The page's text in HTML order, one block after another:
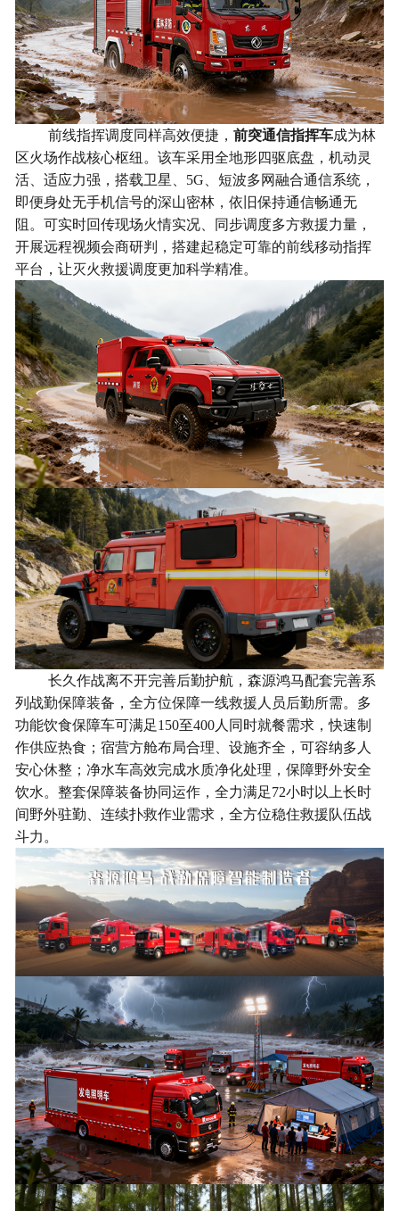
前线指挥调度同样高效便捷， 前突通信指挥车成为林
区火场作战核心枢纽。该车采用全地形四驱底盘，机动灵
活、适应力强，搭载卫星、5G、短波多网融合通信系统，
即便身处无手机信号的深山密林，依旧保持通信畅通无
阻。可实时回传现场火情实况、同步调度多方救援力量，
开展远程视频会商研判，搭建起稳定可靠的前线移动指挥
平台，让灭火救援调度更加科学精准。
长久作战离不开完善后勤护航，森源鸿马配套完善系
列战勤保障装备，全方位保障一线救援人员后勤所需。多
功能饮食保障车可满足150至400人同时就餐需求，快速制
作供应热食；宿营方舱布局合理、设施齐全，可容纳多人
安心休整；净水车高效完成水质净化处理，保障野外安全
饮水。整套保障装备协同运作，全力满足72小时以上长时
间野外驻勤、连续扑救作业需求，全方位稳住救援队伍战
斗力。